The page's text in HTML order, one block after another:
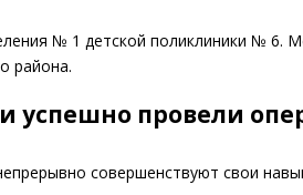
№ 1 детской поликлиники № 6.
района.
успешно провели
совершенствуют свои